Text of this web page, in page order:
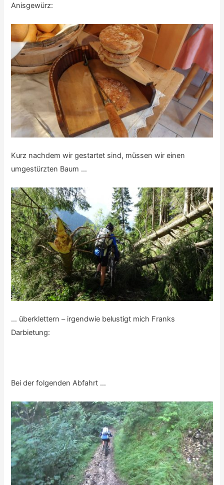
Anisgewürz:
Kurz nachdem wir gestartet sind, müssen wir einen
umgestürzten Baum …
… überklettern – irgendwie belustigt mich Franks
Darbietung:
Bei der folgenden Abfahrt …